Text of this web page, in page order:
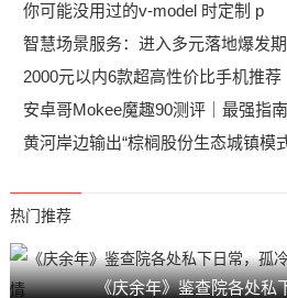
你可能没用过的v-model 时定制 p
智慧场景服务：进入多元落地爆发
2000元以内6款超高性价比手机推荐
安卓哥Mokee魔趣90测评｜最强指南
黄河岸边输出“棕榈股份生态城镇模
热门推荐
《庆余年》鉴查院各处私